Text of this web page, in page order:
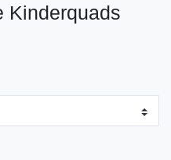
Kinderquads